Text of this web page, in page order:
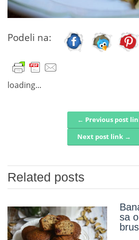
Podeli na:
loading...
Post navigation← Previous post
Next post link →
Related posts
sa